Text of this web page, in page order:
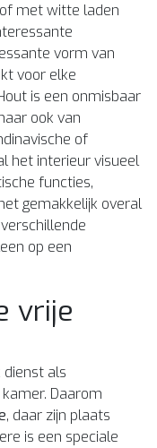
met witte laden
vorm van
voor elke
is een onmisbaar
ook van
of
het interieur visueel
functies,
gemakkelijk overal
op een
vrije
als
Daarom
, daar zijn plaats
is een speciale